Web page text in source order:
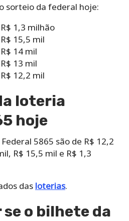
sorteio da federal hoje:
1,3 milhão
15,5 mil
14 mil
13 mil
12,2 mil
loteria
hoje
5865 são de R$ 12,2
R$ 15,5 mil e R$ 1,3
das loterias.
se o bilhete da